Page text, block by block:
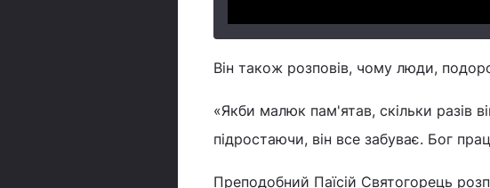
Він також розповів, чому люди,
«Якби малюк пам'ятав, скільки разів
підростаючи, він все забуває. Бог
Преподобний Паїсій Святогорець